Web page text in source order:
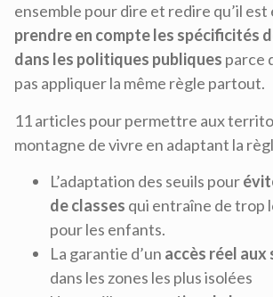
ensemble pour dire et redire qu’il est
prendre en compte les spécificités
dans les politiques publiques parce
pas appliquer la même règle partout.
11 articles pour permettre aux
montagne de vivre en adaptant la
L’adaptation des seuils pour
de classes qui entraîne de trop
pour les enfants.
La garantie d’un accès réel aux
dans les zones les plus isolées